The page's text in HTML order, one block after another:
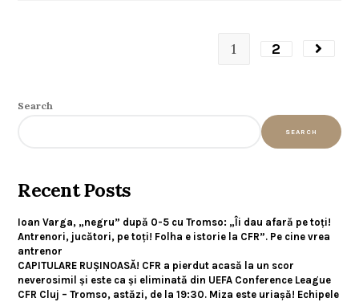
1 2
Search
SEARCH
Recent Posts
Ioan Varga, „negru” după 0-5 cu Tromso: „Îi dau afară pe toți!
Antrenori, jucători, pe toți! Folha e istorie la CFR”. Pe cine vrea
antrenor
CAPITULARE RUȘINOASĂ! CFR a pierdut acasă la un scor
neverosimil și este ca și eliminată din UEFA Conference League
CFR Cluj – Tromso, astăzi, de la 19:30. Miza este uriașă! Echipele